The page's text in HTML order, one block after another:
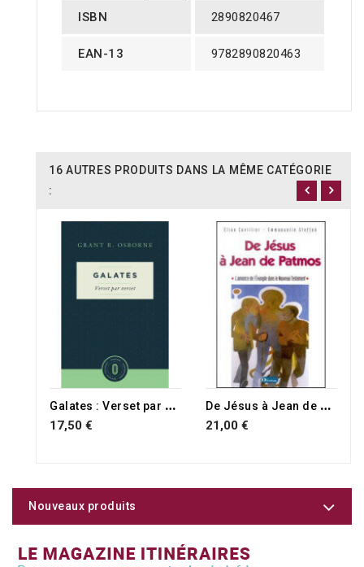
ISBN
2890820467
EAN-13 9782890820463
16 AUTRES PRODUITS DANS LA MÊME CATÉGORIE
:
G
alates : Verset par verset
17,50 €
D
e Jésus à Jean de Patmos
21,00 €
Nouveaux produits